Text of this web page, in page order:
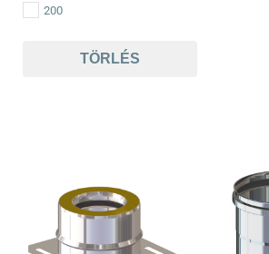
200
TÖRLÉS